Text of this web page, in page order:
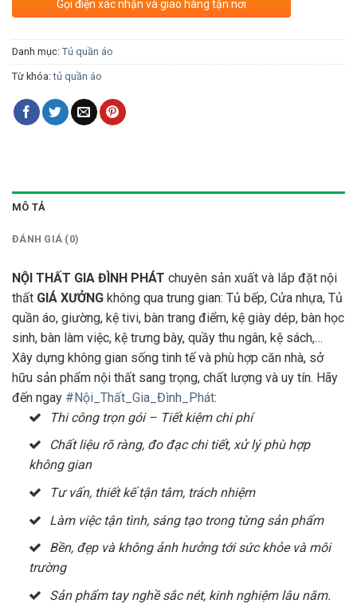
Gọi điện xác nhận và giao hàng tận nơi
Danh mục: Tủ quần áo
Từ khóa:tủ quần áo
MÔ TẢ
ĐÁNH GIÁ (0)
NỘI THẤT GIA ĐÌNH PHÁT chuyên sản xuất và lắp đặt nội
thất GIÁ XƯỞNG không qua trung gian: Tủ bếp, Cửa nhựa, Tủ
quần áo, giường, kệ tivi, bàn trang điểm, kệ giày dép, bàn học
sinh, bàn làm việc, kệ trưng bày, quầy thu ngân, kệ sách,…
Xây dựng không gian sống tinh tế và phù hợp căn nhà, sở
hữu sản phẩm nội thất sang trọng, chất lượng và uy tín. Hãy
đến ngay #Nội_Thất_Gia_Đình_Phát:
Thi công trọn gói – Tiết kiệm chi phí
Chất liệu rõ ràng, đo đạc chi tiết, xử lý phù hợp
không gian
Tư vấn, thiết kế tận tâm, trách nhiệm
Làm việc tận tình, sáng tạo trong từng sản phẩm
Bền, đẹp và không ảnh hưởng tới sức khỏe và môi
trường
Sản phẩm tay nghề sắc nét, kinh nghiệm lâu năm.